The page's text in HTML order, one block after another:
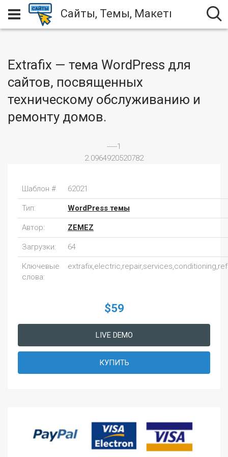
Сайты, Темы, Макеты
Extrafix — тема WordPress для
сайтов, посвященных
техническому обслуживанию и
ремонту домов.
-----1
2.0964920520782
Шаблон # 62021
Тип: WordPress темы
Автор: ZEMEZ
Загрузки: 64
Ключевые
слова:
$59
LIVE DEMO
КУПИТЬ